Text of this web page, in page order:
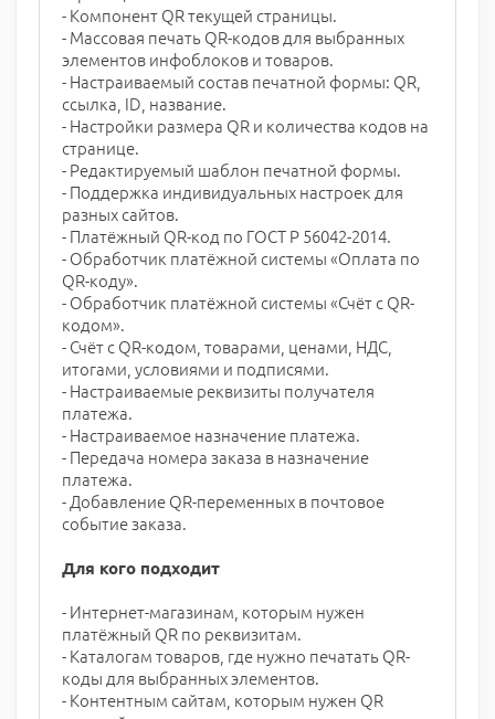
- Компонент QR текущей страницы.
- Массовая печать QR-кодов для выбранных
элементов инфоблоков и товаров.
- Настраиваемый состав печатной формы: QR,
ссылка, ID, название.
- Настройки размера QR и количества кодов на
странице.
- Редактируемый шаблон печатной формы.
- Поддержка индивидуальных настроек для
разных сайтов.
- Платёжный QR-код по ГОСТ Р 56042-2014.
- Обработчик платёжной системы «Оплата по
QR-коду».
- Обработчик платёжной системы «Счёт с QR-
кодом».
- Счёт с QR-кодом, товарами, ценами, НДС,
итогами, условиями и подписями.
- Настраиваемые реквизиты получателя
платежа.
- Настраиваемое назначение платежа.
- Передача номера заказа в назначение
платежа.
- Добавление QR-переменных в почтовое
событие заказа.
Для кого подходит
- Интернет-магазинам, которым нужен
платёжный QR по реквизитам.
- Каталогам товаров, где нужно печатать QR-
коды для выбранных элементов.
- Контентным сайтам, которым нужен QR